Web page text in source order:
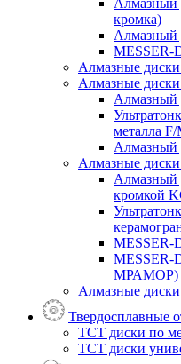
Алмазный
кромка)
Алмазный
Алмазные
Алмазные
Алмазный
металла
Алмазный
Алмазные
Алмазный
кромкой
МРАМОР)
Алмазные
Твердосплавные
ТСТ диски по
ТСТ диски